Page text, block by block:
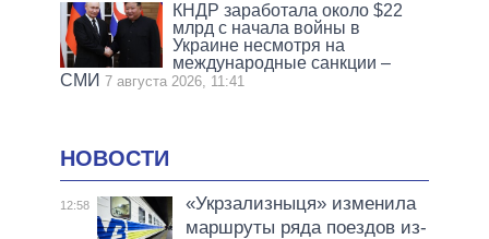
КНДР заработала около $22
млрд с начала войны в
Украине несмотря на
международные санкции –
СМИ 7 августа 2026, 11:41
НОВОСТИ
12:58
«Укрзализныця» изменила
маршруты ряда поездов из-